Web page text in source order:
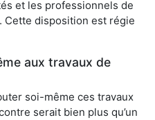
et les professionnels de
disposition est régie
aux travaux de
soi-même ces travaux
serait bien plus qu’un